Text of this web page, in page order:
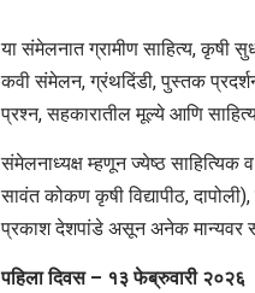
या संमेलनात ग्रामीण साहित्य, कृषी
कवी संमेलन, ग्रंथदिंडी, पुस्तक
प्रश्न, सहकारातील मूल्ये आणि
संमेलनाध्यक्ष म्हणून ज्येष्ठ साहित्यिक
सावंत कोकण कृषी विद्यापीठ,
प्रकाश देशपांडे असून अनेक मान्यवर
पहिला दिवस – १३ फेब्रुवारी २०२६